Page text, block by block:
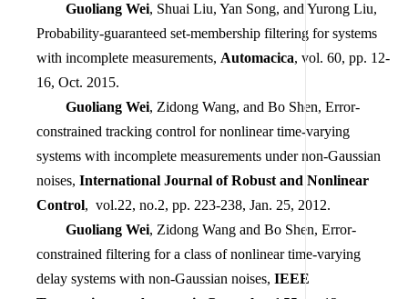
Guoliang Wei, Shuai Liu, Yan Song, and Yurong Liu,
Probability-guaranteed set-membership filtering for systems
with incomplete measurements, Automacica, vol. 60, pp. 12-
16, Oct. 2015.
Guoliang Wei, Zidong Wang, and Bo Shen, Error-
constrained tracking control for nonlinear time-varying
systems with incomplete measurements under non-Gaussian
noises, International Journal of Robust and Nonlinear
Control, vol.22, no.2, pp. 223-238, Jan. 25, 2012.
Guoliang Wei, Zidong Wang and Bo Shen, Error-
constrained filtering for a class of nonlinear time-varying
delay systems with non-Gaussian noises, IEEE